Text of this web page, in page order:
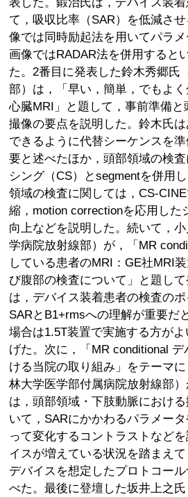
て，吸収比率（SAR）を低減さ
像では同時励起法を用いてパラ
画像ではRADAR法を併用すると
た。2番目に発表した鈴木秀郷氏
部）は，「早い，簡単，でもよ
心臓MRI」と題して，事前準備
撮像の要点を説明した。鈴木氏
できるように代替シーケンスを
要と述べたほか，頭部領域の検
シング（CS）とsegmentを併用
領域の検査に関しては，CS-
縮，motion correctionを応用した
向上などを説明した。続いて，
学病院放射線部）が，「MR
している患者のMRI：GE社MRI
び腹部の検査について」と題し
は，デバイス装着患者の検査のポ
SARとB1+rmsへの理解が重要だ
場合は1.5T装置で実施する方が
げた。次に，「MR conditional
ける当院の取り組み」をテーマ
林大学医学部付属病院放射線部
は，頭部領域・下肢動脈におけ
いて，SARにかかわるパラメー
って変化するコントラストなど
イスが増えている状況を踏まえ
デバイスを想定したプロトコー
べた。最後に登壇した坂井上之